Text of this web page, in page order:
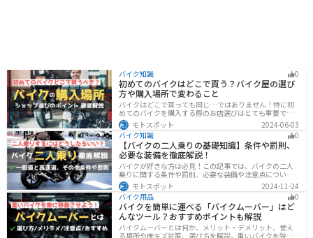
バイク知識 0
初めてのバイクはどこで買う？バイク屋の選び
方や購入場所で変わること
バイクはどこで買っても同じ…ではありません！特に初
めてのバイクを購入する際のお店選びはとても重要で
す。どんなお店で購入するのがベストなのか？失敗しな
いお店選びのポイントをまとめます。
モトスポット
2024-06-03
バイク知識
0
【バイクの二人乗りの基礎知識】条件や罰則、
必要な装備を徹底解説！
バイクが好きな方は必見！この記事では、バイクの二人
乗りに関する条件や罰則、必要な装備や注意点について
解説しています。実はバイクの二人乗りを安全に楽しむ
ためには、条件やルールを知ることが大切です。この記
事を読めば、安全で快適なライディングを楽しめます。
モトスポット
2024-11-24
バイク用品
0
バイクを簡単に運べる「バイクムーバー」はど
んなツール？おすすめポイントも解説
バイクムーバーとは何か、メリット・デメリット、使え
る場所や床キズ対策、選び方を解説。重いバイクを狭い